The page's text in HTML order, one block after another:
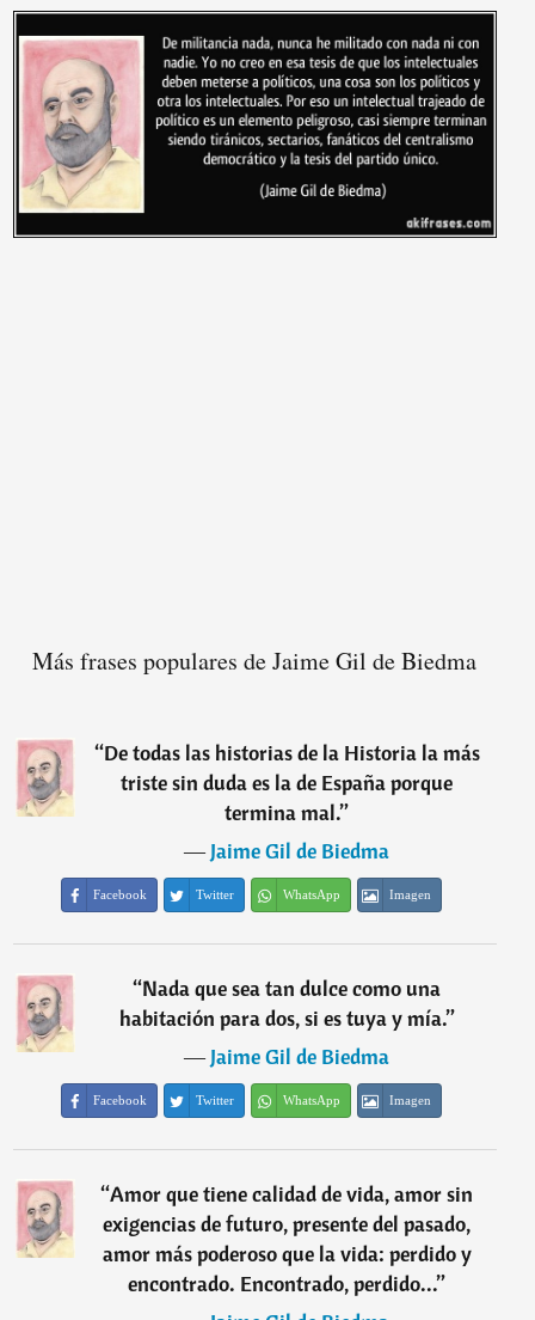
Más frases populares de Jaime Gil de Biedma
“De todas las historias de la Historia la más
triste sin duda es la de España porque
termina mal.”
―Jaime Gil de Biedma
Facebook Twitter WhatsApp Imagen
“Nada que sea tan dulce como una
habitación para dos, si es tuya y mía.”
―Jaime Gil de Biedma
Facebook Twitter WhatsApp Imagen
“Amor que tiene calidad de vida, amor sin
exigencias de futuro, presente del pasado,
amor más poderoso que la vida: perdido y
encontrado. Encontrado, perdido...”